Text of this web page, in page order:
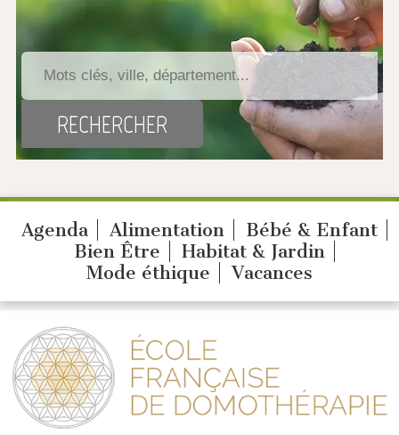
Agenda Alimentation
Bébé & Enfant
Bien Être
Habitat & Jardin
Mode éthique
Vacances